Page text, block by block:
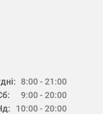
8:00 - 21:00
9:00 - 20:00
10:00 - 20:00